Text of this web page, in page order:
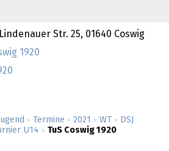
> Termine > 2021 > WT >
DSJ
U14 > TuS Coswig 1920
Str. 25, 01640 Coswig
1920